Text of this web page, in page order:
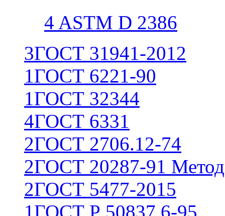
4 ASTM D 2386
3ГОСТ 31941-2012
1ГОСТ 6221-90
1ГОСТ 32344
4ГОСТ 6331
2ГОСТ 2706.12-74
2ГОСТ 20287-91
2ГОСТ 5477-2015